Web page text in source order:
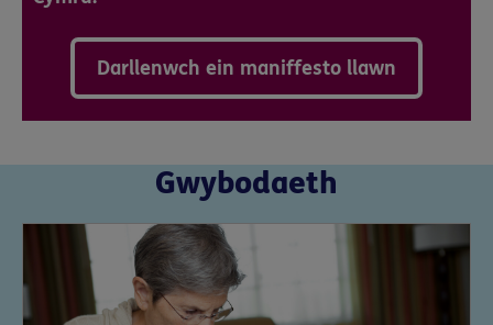
Darllenwch ein maniffesto llawn
Gwybodaeth